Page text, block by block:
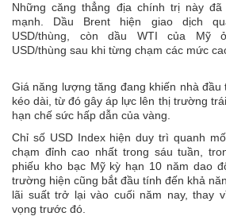
Những căng thẳng địa chính trị này
mạnh. Dầu Brent hiện giao dịch
USD/thùng, còn dầu WTI của Mỹ
USD/thùng sau khi từng chạm các mức
Giá năng lượng tăng đang khiến nhà đầu
kéo dài, từ đó gây áp lực lên thị trường
hạn chế sức hấp dẫn của vàng.
Chỉ số USD Index hiện duy trì quanh
chạm đỉnh cao nhất trong sáu tuần,
phiếu kho bạc Mỹ kỳ hạn 10 năm dao
trường hiện cũng bắt đầu tính đến khả
lãi suất trở lại vào cuối năm nay, thay
vọng trước đó.